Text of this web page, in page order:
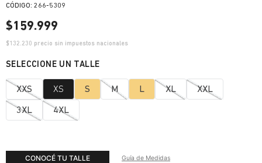
: 266-5309
$159.999
$132.230 precio sin impuestos nacionales
XXS XS S M L XL XXL
3XL 4XL
CONOCÉ TU TALLE Guía de Medidas